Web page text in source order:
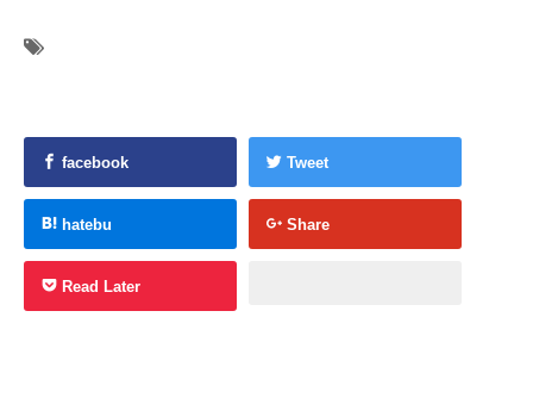
facebook Tweet
hatebu Share
Read Later